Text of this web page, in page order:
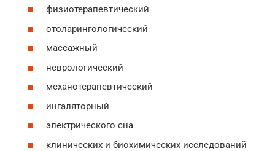
физиотерапевтический
отоларингологический
массажный
неврологический
механотерапевтический
ингаляторный
электрического сна
клинических и биохимических исследований